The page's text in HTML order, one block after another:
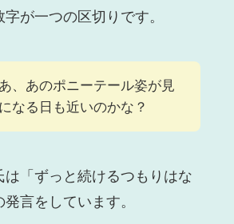
が一つの区切りです。
、あのポニーテール姿が見
なる日も近いのかな？
は「ずっと続けるつもりはな
言をしています。